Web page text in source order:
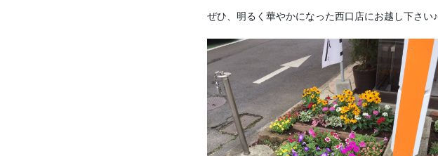
ぜひ、明るく華やかになった西口店にお越し下さい♪